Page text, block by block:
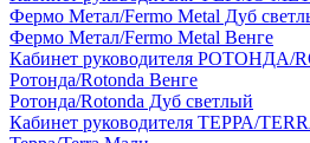
Фермо Метал/Fermo Metal Дуб
Фермо Метал/Fermo Metal Венге
Кабинет руководителя РОТОНДА/
Ротонда/Rotonda Венге
Ротонда/Rotonda Дуб светлый
Кабинет руководителя ТЕРРА/